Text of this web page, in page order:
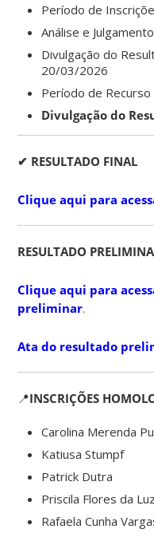
Período de
Análise e
Divulgação do
20/03/2026
Período de
Divulgação do
✔ RESULTADO FINAL
Clique aqui para
RESULTADO
Clique aqui para
preliminar.
Ata do resultado
📍INSCRIÇÕES
Carolina Merenda
Katiusa Stumpf
Patrick Dutra
Priscila Flores da Luz
Rafaela Cunha